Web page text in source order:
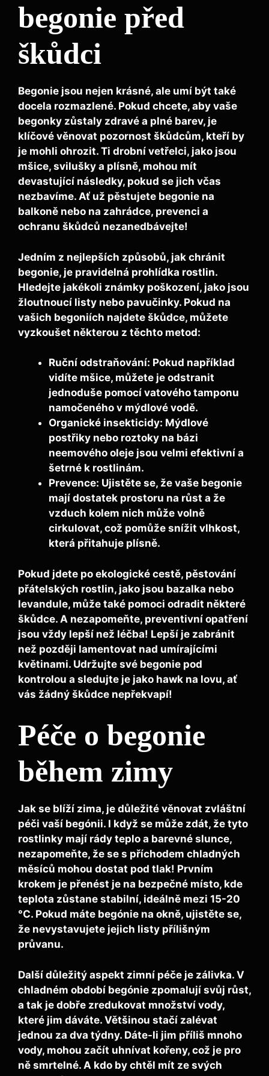
begonie před
škůdci
Begonie jsou nejen krásné, ale umí být také
docela rozmazlené. Pokud chcete, aby vaše
begonky zůstaly zdravé a plné barev, je
klíčové věnovat pozornost škůdcům, kteří by
je mohli ohrozit. Ti drobní vetřelci, jako jsou
mšice, svilušky a plísně, mohou mít
devastující následky, pokud se jich včas
nezbavíme. Ať už pěstujete begonie na
balkoně nebo na zahrádce, prevenci a
ochranu škůdců nezanedbávejte!
Jedním z nejlepších způsobů, jak chránit
begonie, je pravidelná prohlídka rostlin.
Hledejte jakékoli známky poškození, jako jsou
žloutnoucí listy nebo pavučinky. Pokud na
vašich begoniích najdete škůdce, můžete
vyzkoušet některou z těchto metod:
Ruční odstraňování: Pokud například
vidíte mšice, můžete je odstranit
jednoduše pomocí vatového tamponu
namočeného v mýdlové vodě.
Organické insekticidy: Mýdlové
postřiky nebo roztoky na bázi
neemového oleje jsou velmi efektivní a
šetrné k rostlinám.
Prevence: Ujistěte se, že vaše begonie
mají dostatek prostoru na růst a že
vzduch kolem nich může volně
cirkulovat, což pomůže snížit vlhkost,
která přitahuje plísně.
Pokud jdete po ekologické cestě, pěstování
přátelských rostlin, jako jsou bazalka nebo
levandule, může také pomoci odradit některé
škůdce. A nezapomeňte, preventivní opatření
jsou vždy lepší než léčba! Lepší je zabránit
než později lamentovat nad umírajícími
květinami. Udržujte své begonie pod
kontrolou a sledujte je jako hawk na lovu, ať
vás žádný škůdce nepřekvapí!
Péče o begonie
během zimy
Jak se blíží zima, je důležité věnovat zvláštní
péči vaší begónii. I když se může zdát, že tyto
rostlinky mají rády teplo a barevné slunce,
nezapomeňte, že se s příchodem chladných
měsíců mohou dostat pod tlak! Prvním
krokem je přenést je na bezpečné místo, kde
teplota zůstane stabilní, ideálně mezi 15-20
°C. Pokud máte begónie na okně, ujistěte se,
že nevystavujete jejich listy přílišným
průvanu.
Další důležitý aspekt zimní péče je zálivka. V
chladném období begónie zpomalují svůj růst,
a tak je dobře zredukovat množství vody,
které jim dáváte. Většinou stačí zalévat
jednou za dva týdny. Dáte-li jim příliš mnoho
vody, mohou začít uhnívat kořeny, což je pro
ně smrtelné. A kdo by chtěl mít ze svých